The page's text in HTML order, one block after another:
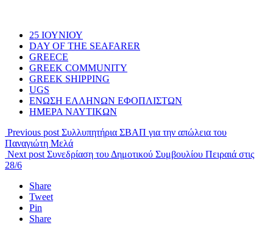
25 ΙΟΥΝΙΟΥ
DAY OF THE SEAFARER
GREECE
GREEK COMMUNITY
GREEK SHIPPING
UGS
ΕΝΩΣΗ ΕΛΛΗΝΩΝ ΕΦΟΠΛΙΣΤΩΝ
ΗΜΕΡΑ ΝΑΥΤΙΚΩΝ
Previous post Συλλυπητήρια ΣΒΑΠ για την απώλεια του
Παναγιώτη Μελά
Next post Συνεδρίαση του Δημοτικού Συμβουλίου Πειραιά στις
28/6
Share
Tweet
Pin
Share